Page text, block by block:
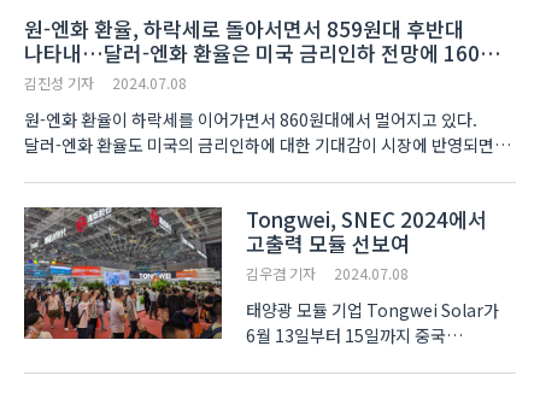
연속 4년 종합 대상, 통합으로는 6회
수상을 기록하며 ‘명예의 전당’에
원-엔화 환율, 하락세로 돌아서면서 859원대 후반대
나타내…달러-엔화 환율은 미국 금리인하 전망에 160엔
후반대 기록
김진성 기자 2024.07.08
원-엔화 환율이 하락세를 이어가면서 860원대에서 멀어지고 있다.
달러-엔화 환율도 미국의 금리인하에 대한 기대감이 시장에 반영되면서
Tongwei, SNEC 2024에서
고출력 모듈 선보여
김우겸 기자 2024.07.08
태양광 모듈 기업 Tongwei Solar가
6월 13일부터 15일까지 중국